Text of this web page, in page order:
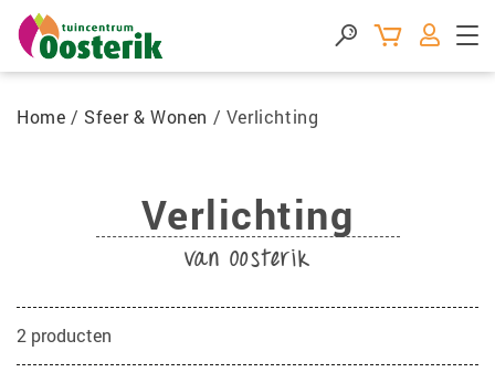
Home / Sfeer & Wonen / Verlichting
Verlichting
van Oosterik
2 producten